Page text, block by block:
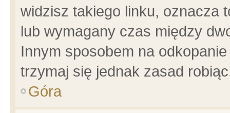
widzisz takiego linku, oznacza
lub wymagany czas między
Innym sposobem na
trzymaj się jednak zasad
Góra